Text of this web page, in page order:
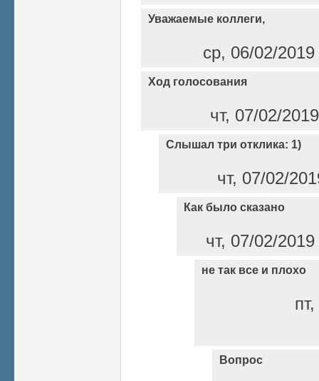
Уважаемые коллеги,
ср, 06/02/
Ход голосования
чт, 07/02/
Слышал три отклика: 1)
чт, 07/02/
Как было сказано
чт, 07/02/
не так все и плохо
Вопрос